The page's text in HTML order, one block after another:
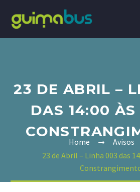
23 DE ABRIL –
DAS 14:00 ÀS
Home
Avisos
23 de Abril – Linha 003 das